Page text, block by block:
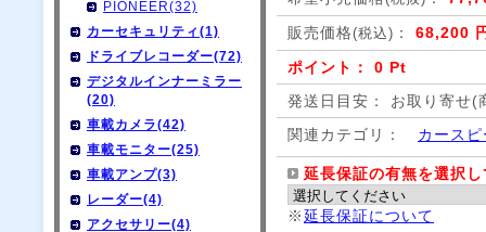
PIONEER(32)
カーセキュリティ(1)
ドライブレコーダー(72)
デジタルインナーミラー
(20)
車載カメラ(42)
車載モニター(25)
車載アンプ(3)
レーダー(4)
アクセサリー(4)
販売価格(税込) ： 68,200
ポイント： 0 Pt
発送日目安： お取り寄せ(
関連カテゴリ：
カース
延長保証の有無を選択
※延長保証について